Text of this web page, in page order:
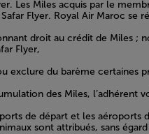
Les Miles acquis par le
Flyer. Royal Air Maroc se
droit au crédit de Miles ;
Flyer,
exclure du barème certaines
des Miles,
de départ et les aéroports
sont attribués, sans